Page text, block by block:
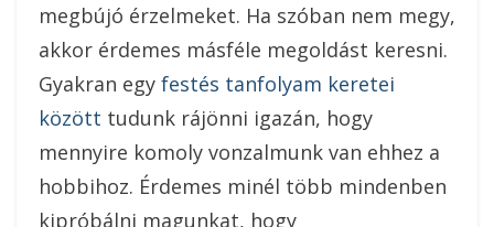
megbújó érzelmeket. Ha szóban nem megy,
akkor érdemes másféle megoldást keresni.
Gyakran egy festés tanfolyam keretei
között tudunk rájönni igazán, hogy
mennyire komoly vonzalmunk van ehhez a
hobbihoz. Érdemes minél több mindenben
kipróbálni magunkat, hogy